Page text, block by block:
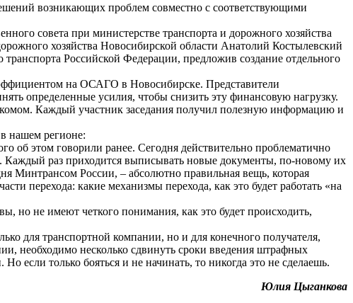
возникающих проблем совместно с соответствующими
совета при министерстве транспорта и дорожного хозяйства
хозяйства Новосибирской области Анатолий Костылевский
Российской Федерации, предложив создание отдельного
на ОСАГО в Новосибирске. Представители
определенные усилия, чтобы снизить эту финансовую нагрузку.
Каждый участник заседания получил полезную информацию и
нашем регионе:
об этом говорили ранее. Сегодня действительно проблематично
Каждый раз приходится выписывать новые документы, по-новому их
Минтрансом России, – абсолютно правильная вещь, которая
перехода: какие механизмы перехода, как это будет работать «на
но не имеют четкого понимания, как это будет происходить,
для транспортной компании, но и для конечного получателя,
необходимо несколько сдвинуть сроки введения штрафных
если только бояться и не начинать, то никогда это не сделаешь.
Юлия Цыганкова